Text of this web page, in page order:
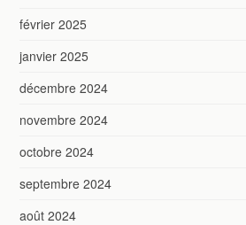
février 2025
janvier 2025
décembre 2024
novembre 2024
octobre 2024
septembre 2024
août 2024